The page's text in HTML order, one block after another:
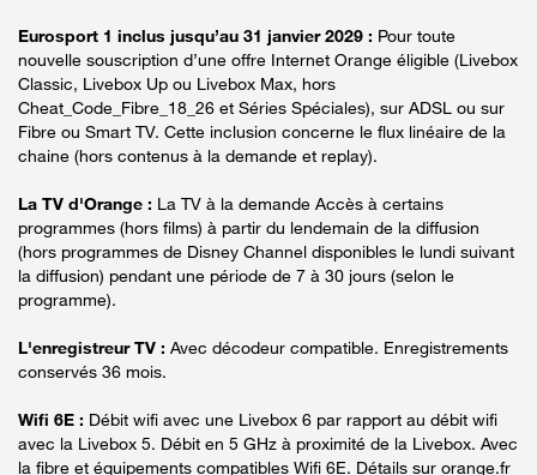
Eurosport 1 inclus jusqu’au 31 janvier 2029 : Pour toute
nouvelle souscription d’une offre Internet Orange éligible (Livebox
Classic, Livebox Up ou Livebox Max, hors
Cheat_Code_Fibre_18_26 et Séries Spéciales), sur ADSL ou sur
Fibre ou Smart TV. Cette inclusion concerne le flux linéaire de la
chaine (hors contenus à la demande et replay).
La TV d'Orange : La TV à la demande Accès à certains
programmes (hors films) à partir du lendemain de la diffusion
(hors programmes de Disney Channel disponibles le lundi suivant
la diffusion) pendant une période de 7 à 30 jours (selon le
programme).
L'enregistreur TV : Avec décodeur compatible. Enregistrements
conservés 36 mois.
Wifi 6E : Débit wifi avec une Livebox 6 par rapport au débit wifi
avec la Livebox 5. Débit en 5 GHz à proximité de la Livebox. Avec
la fibre et équipements compatibles Wifi 6E. Détails sur orange.fr